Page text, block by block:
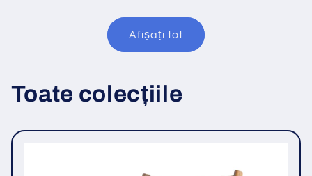
Afișați tot
Toate colecțiile